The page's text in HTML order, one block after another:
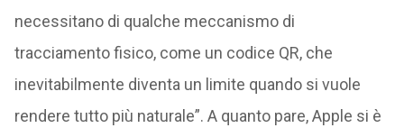
necessitano di qualche meccanismo di
tracciamento fisico, come un codice QR, che
inevitabilmente diventa un limite quando si vuole
rendere tutto più naturale”. A quanto pare, Apple si è